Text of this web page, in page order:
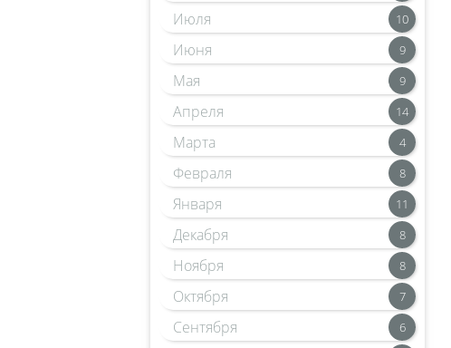
Июля 10
Июня 9
Мая 9
Апреля 14
Марта 4
Февраля 8
Января 11
Декабря 8
Ноября 8
Октября 7
Сентября 6